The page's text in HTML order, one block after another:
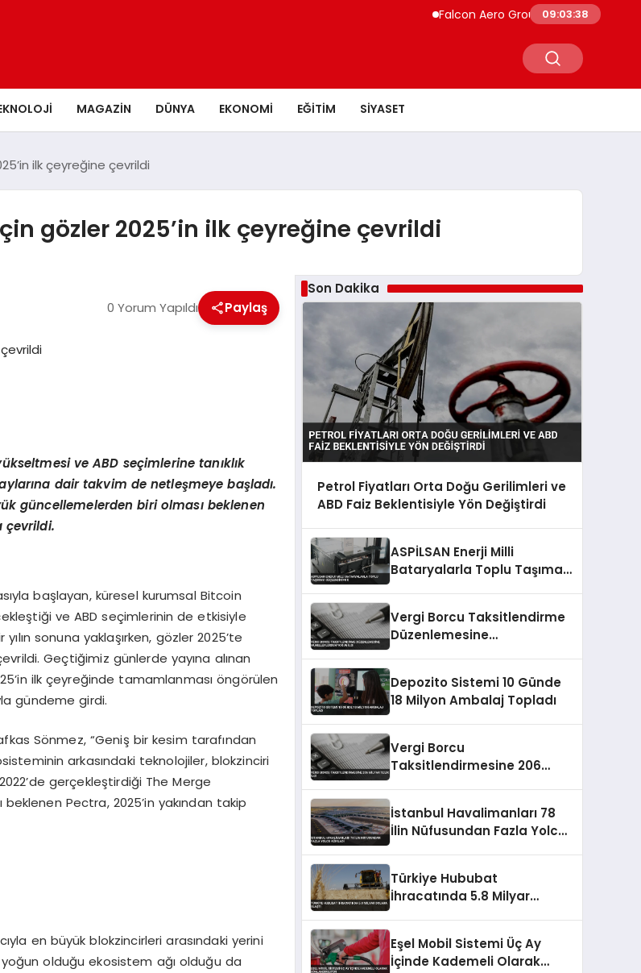
Falcon Aero Group, Küresel Havacılık
09:03:39
MAGAZIN DÜNYA EKONOMI EĞITIM SIYASET
ilk çeyreğine çevrildi
gözler 2025’in ilk çeyreğine çevrildi
0 Yorum Yapıldı Paylaş
ükseltmesi ve ABD seçimlerine tanıklık
dair takvim de netleşmeye başladı.
güncellemelerden biri olması beklenen
çevrildi.
başlayan, küresel kurumsal Bitcoin
ve ABD seçimlerinin de etkisiyle
sonuna yaklaşırken, gözler 2025’te
Geçtiğimiz günlerde yayına alınan
ilk çeyreğinde tamamlanması öngörülen
gündeme girdi.
Sönmez, “Geniş bir kesim tarafından
arkasındaki teknolojiler, blokzinciri
gerçekleştirdiği The Merge
Pectra, 2025’in yakından takip
en büyük blokzincirleri arasındaki yerini
yoğun olduğu ekosistem ağı olduğu da
Son Dakika
Petrol Fiyatları Orta Doğu Gerilimleri ve
ABD Faiz Beklentisiyle Yön Değiştirdi
ASPİLSAN Enerji Milli
Bataryalarla Toplu Taşımayı
Vergi Borcu Taksitlendirme
Düzenlemesine
Depozito Sistemi 10 Günde
18 Milyon Ambalaj Topladı
Vergi Borcu
Taksitlendirmesine 206
İstanbul Havalimanları 78
İlin Nüfusundan Fazla Yolcu
Türkiye Hububat
İhracatında 5.8 Milyar
Eşel Mobil Sistemi Üç Ay
İçinde Kademeli Olarak